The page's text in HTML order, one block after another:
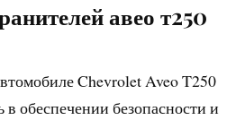
авео т250
Chevrolet Aveo T250
обеспечении безопасности и